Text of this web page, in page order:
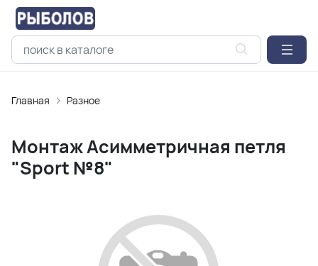
Главная Разное
Монтаж Асимметричная петля
"Sport №8"